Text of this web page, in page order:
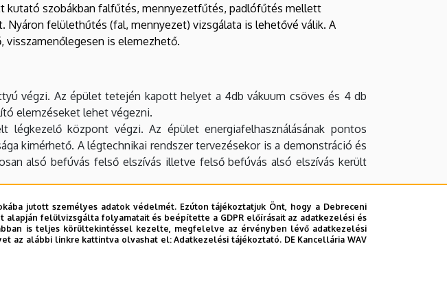
kutató szobákban falfűtés, mennyezetfűtés, padlófűtés mellett
felülethűtés (fal, mennyezet) vizsgálata is lehetővé válik. A
is elemezhető.
végzi. Az épület tetején kapott helyet a 4db vákuum csöves és 4 db
elemzéseket lehet végezni.
légkezelő központ végzi. Az épület energiafelhasználásának pontos
kimérhető. A légtechnikai rendszer tervezésekor is a demonstráció és
alsó befúvás felső elszívás illetve felső befúvás alsó elszívás került
lehessen bemutatni és kutatni az innovatív épületgépészeti
mellett a komfortérzeti paraméterek is ideálisak.
jutott személyes adatok védelmét. Ezúton tájékoztatjuk Önt, hogy a Debreceni
alapján felülvizsgálta folyamatait és beépítette a GDPR előírásait az adatkezelési és
is teljes körültekintéssel kezelte, megfelelve az érvényben lévő adatkezelési
az alábbi linkre kattintva olvashat el:Adatkezelési tájékoztató. DE Kancellária WAV